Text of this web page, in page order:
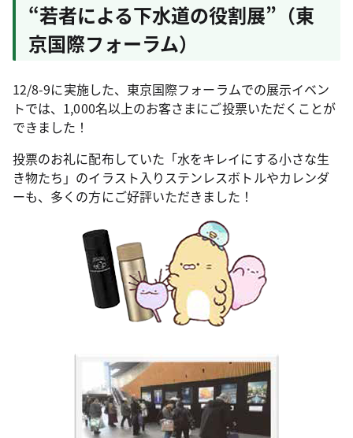
“若者による下水道の役割展”（東
京国際フォーラム）
12/8-9に実施した、東京国際フォーラムでの展示イベン
トでは、1,000名以上のお客さまにご投票いただくことが
できました！
投票のお礼に配布していた「水をキレイにする小さな生
き物たち」のイラスト入りステンレスボトルやカレンダ
ーも、多くの方にご好評いただきました！